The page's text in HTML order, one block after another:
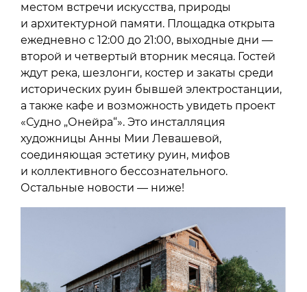
местом встречи искусства, природы
и архитектурной памяти. Площадка открыта
ежедневно с 12:00 до 21:00, выходные дни —
второй и четвертый вторник месяца. Гостей
ждут река, шезлонги, костер и закаты среди
исторических руин бывшей электростанции,
а также кафе и возможность увидеть проект
«Судно „Онейра“». Это инсталляция
художницы Анны Мии Левашевой,
соединяющая эстетику руин, мифов
и коллективного бессознательного.
Остальные новости — ниже!